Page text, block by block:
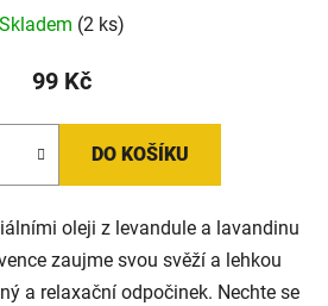
Skladem (2 ks)
99 Kč
DO KOŠÍKU
oleji z levandule a lavandinu
zaujme svou svěží a lehkou
a relaxační odpočinek. Nechte se